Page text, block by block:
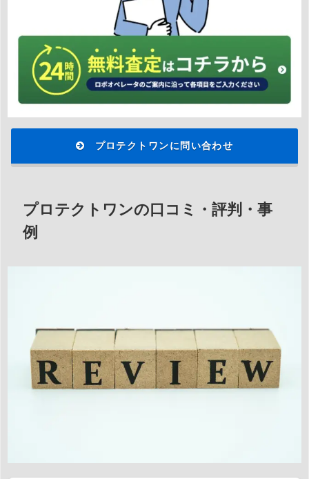
プロテクトワンに問い合わせ
プロテクトワンの口コミ・評判・事
例